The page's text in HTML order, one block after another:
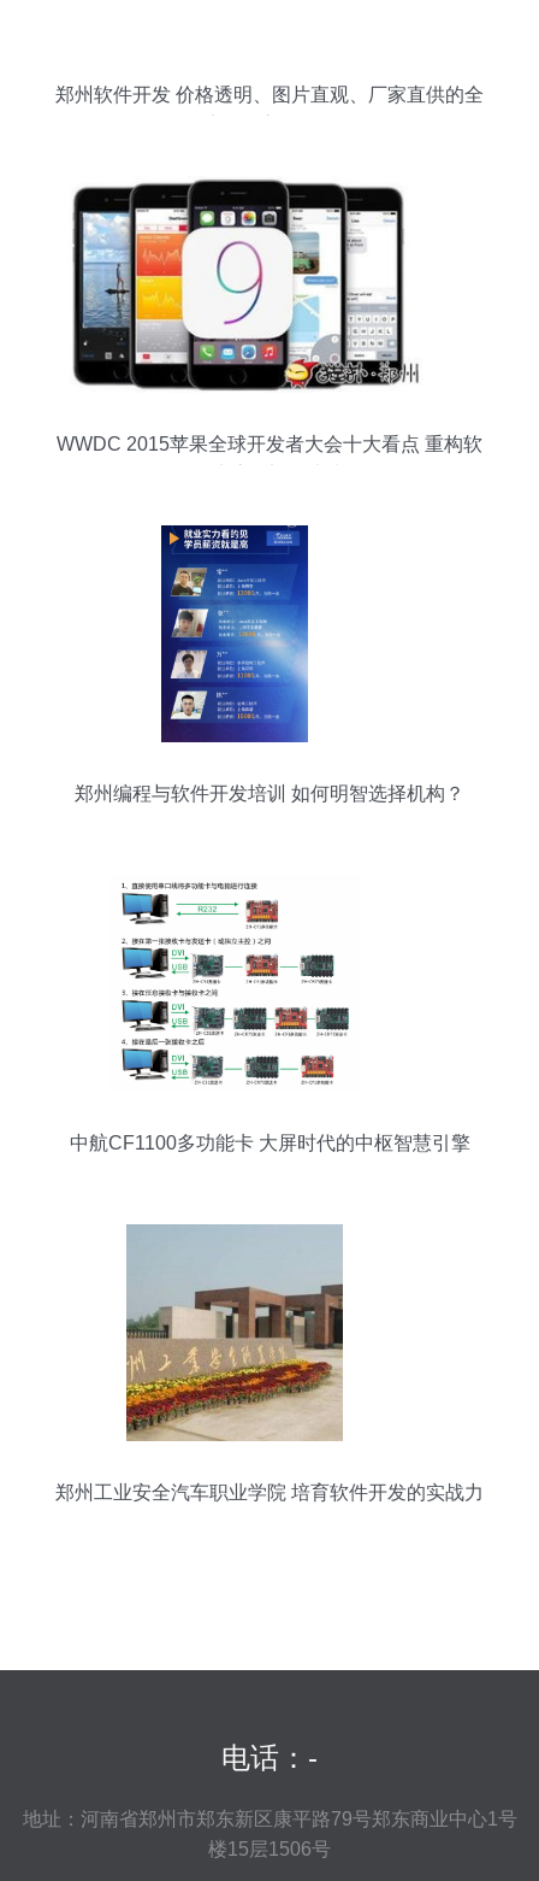
郑州软件开发 价格透明、图片直观、厂家直供的全
WWDC 2015苹果全球开发者大会十大看点 重构软
郑州编程与软件开发培训 如何明智选择机构？
中航CF1100多功能卡 大屏时代的中枢智慧引擎
郑州工业安全汽车职业学院 培育软件开发的实战力
电话：-
地址：河南省郑州市郑东新区康平路79号郑东商业中心1号
楼15层1506号